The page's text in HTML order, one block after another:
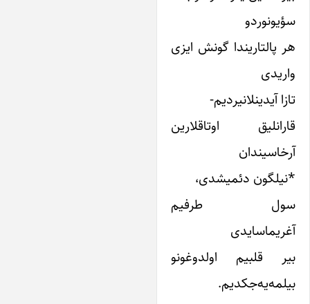
پالتاریندا گونش ایزی
آیدینلانیردیم-
اوتاقلارین
دئمیشدی،
طرفیم
قلبیم اولدوغونو